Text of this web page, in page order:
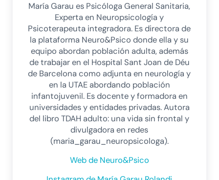
María Garau es Psicóloga General Sanitaria,
Experta en Neuropsicología y
Psicoterapeuta integradora. Es directora de
la plataforma Neuro&Psico donde ella y su
equipo abordan población adulta, además
de trabajar en el Hospital Sant Joan de Déu
de Barcelona como adjunta en neurología y
en la UTAE abordando población
infantojuvenil. Es docente y formadora en
universidades y entidades privadas. Autora
del libro TDAH adulto: una vida sin frontal y
divulgadora en redes
(maria_garau_neuropsicologa).
Web de Neuro&Psico